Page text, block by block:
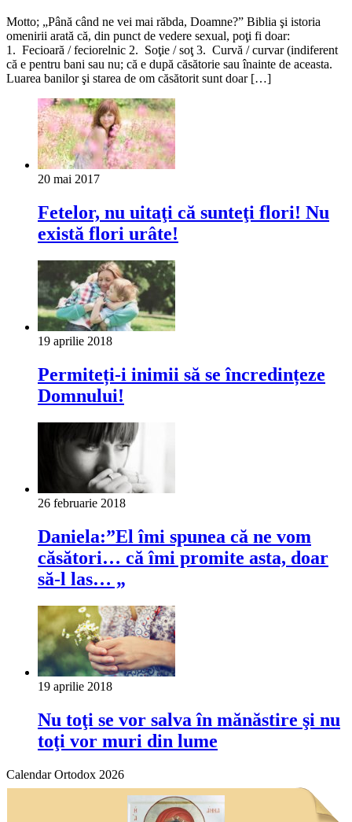
Motto; „Până când ne vei mai răbda, Doamne?” Biblia şi istoria
omenirii arată că, din punct de vedere sexual, poţi fi doar:
1. Fecioară / feciorelnic 2. Soţie / soţ 3. Curvă / curvar (indiferent
că e pentru bani sau nu; că e după căsătorie sau înainte de aceasta.
Luarea banilor şi starea de om căsătorit sunt doar […]
20 mai 2017
Fetelor, nu uitaţi că sunteţi flori! Nu
există flori urâte!
19 aprilie 2018
Permiteți-i inimii să se încredințeze
Domnului!
26 februarie 2018
Daniela:”El îmi spunea că ne vom
căsători… că îmi promite asta, doar
să-l las… „
19 aprilie 2018
Nu toţi se vor salva în mănăstire şi nu
toţi vor muri din lume
Calendar Ortodox 2026